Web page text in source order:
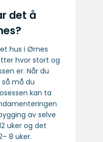
det å
hus i Ørnes
hvor stort og
er. Når du
må du
kan ta
av selve
uker og det
8 uker.